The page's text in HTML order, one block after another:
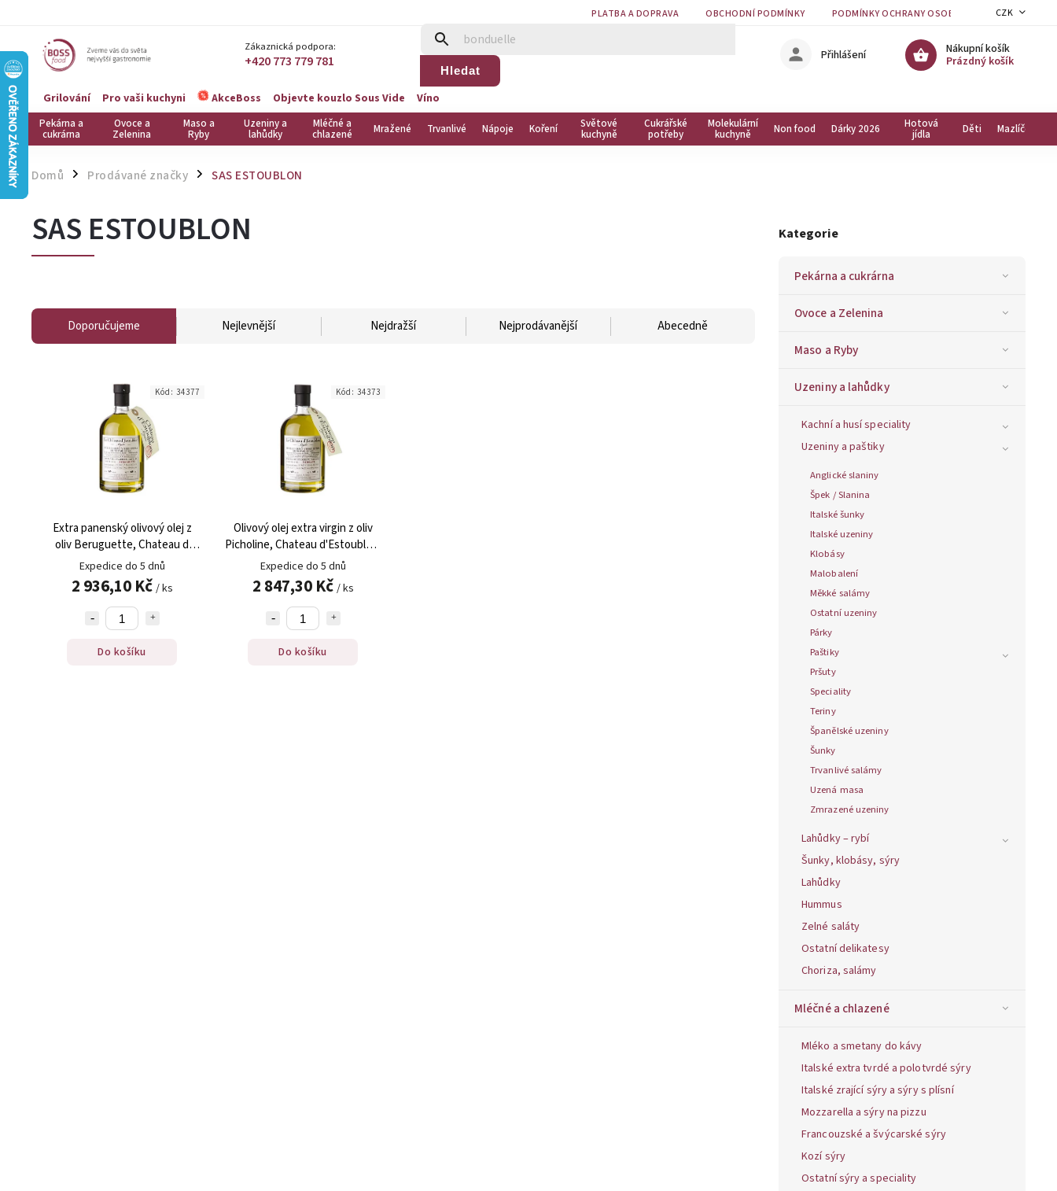
PLATBA A DOPRAVA OBCHODNÍ PODMÍNKY PODMÍNKY OCHRANY OSOBNÍCH ÚDAJŮ
CZK
Zákaznická podpora:
+420 773 779 781 Hledat
Nákupní košík
Prázdný košík
Přihlášení
Grilování Pro vaši kuchyni AkceBoss Objevte kouzlo Sous Vide Víno
Pekárna a
cukrárna
Ovoce a
Zelenina
Maso a
Ryby
Uzeniny a
lahůdky
Mléčné a
chlazené Mražené Trvanlivé Nápoje Koření Světové
kuchyně
Cukrářské
potřeby
Molekulární
kuchyně Non food Dárky 2026 Hotová
jídla Děti Mazlíčci
Domů / Prodávané značky / SAS ESTOUBLON
Kategorie
Pekárna a cukrárna
Ovoce a Zelenina
Maso a Ryby
Uzeniny a lahůdky
Kachní a husí speciality
Uzeniny a paštiky
Anglické slaniny
Špek / Slanina
Italské šunky
Italské uzeniny
Klobásy
Malobalení
Měkké salámy
Ostatní uzeniny
Párky
Paštiky
Pršuty
Speciality
Teriny
Španělské uzeniny
Šunky
Trvanlivé salámy
Uzená masa
Zmrazené uzeniny
Lahůdky – rybí
Šunky, klobásy, sýry
Lahůdky
Hummus
Zelné saláty
Ostatní delikatesy
Choriza, salámy
Mléčné a chlazené
Mléko a smetany do kávy
Italské extra tvrdé a polotvrdé sýry
Italské zrající sýry a sýry s plísní
Mozzarella a sýry na pizzu
Francouzské a švýcarské sýry
Kozí sýry
Ostatní sýry a speciality
SAS ESTOUBLON
Doporučujeme Nejlevnější Nejdražší Nejprodávanější Abecedně
Extra panenský olivový olej z
oliv Beruguette, Chateau d
´Estoublon, 500 ml
Expedice do 5 dnů
2 936,10 Kč / ks
Do košíku
Kód: 34377
Olivový olej extra virgin z oliv
Picholine, Chateau d'Estoublon,
500 ml
Expedice do 5 dnů
2 847,30 Kč / ks
Do košíku
Kód: 34373